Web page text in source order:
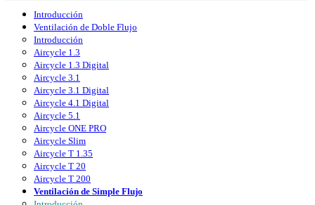
Introducción
Ventilación de Doble Flujo
Introducción
Aircycle 1.3
Aircycle 1.3 Digital
Aircycle 3.1
Aircycle 3.1 Digital
Aircycle 4.1 Digital
Aircycle 5.1
Aircycle ONE PRO
Aircycle Slim
Aircycle T 1.35
Aircycle T 20
Aircycle T 200
Ventilación de Simple Flujo